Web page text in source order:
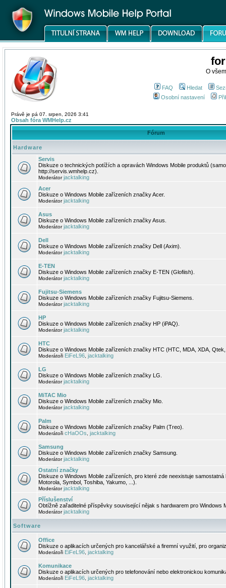
O
FAQ Hledat
Osobní nastavení
Právě je pá 07. srpen, 2026 3:41
Obsah fóra WMHelp.cz
Fórum
Hardware
Servis
Diskuze o technických potížích a opravách Windows Mobile produktů
http://servis.wmhelp.cz).
Moderátorjacktalking
Acer
Diskuze o Windows Mobile zařízeních značky Acer.
Moderátorjacktalking
Asus
Diskuze o Windows Mobile zařízeních značky Asus.
Moderátorjacktalking
Dell
Diskuze o Windows Mobile zařízeních značky Dell (Axim).
Moderátorjacktalking
E-TEN
Diskuze o Windows Mobile zařízeních značky E-TEN (Glofiish).
Moderátorjacktalking
Fujitsu-Siemens
Diskuze o Windows Mobile zařízeních značky Fujitsu-Siemens.
Moderátorjacktalking
HP
Diskuze o Windows Mobile zařízeních značky HP (iPAQ).
Moderátorjacktalking
HTC
Diskuze o Windows Mobile zařízeních značky HTC (HTC, MDA, XDA,
Moderátoři EiFeL96 jacktalking
LG
Diskuze o Windows Mobile zařízeních značky LG.
Moderátorjacktalking
MiTAC Mio
Diskuze o Windows Mobile zařízeních značky Mio.
Moderátorjacktalking
Palm
Diskuze o Windows Mobile zařízeních značky Palm (Treo).
Moderátoři cHaOOs jacktalking
Samsung
Diskuze o Windows Mobile zařízeních značky Samsung.
Moderátorjacktalking
Ostatní značky
Diskuze o Windows Mobile zařízeních, pro které zde neexistuje
Motorola, Symbol, Toshiba, Yakumo, ...).
Moderátorjacktalking
Příslušenství
Obtížně zařaditelné příspěvky související nějak s hardwarem pro Windows
Moderátorjacktalking
Software
Office
Diskuze o aplikacích určených pro kancelářské a firemní využití, pro
Moderátoři EiFeL96 jacktalking
Komunikace
Diskuze o aplikacích určených pro telefonování nebo elektronickou
Moderátoři EiFeL96 jacktalking